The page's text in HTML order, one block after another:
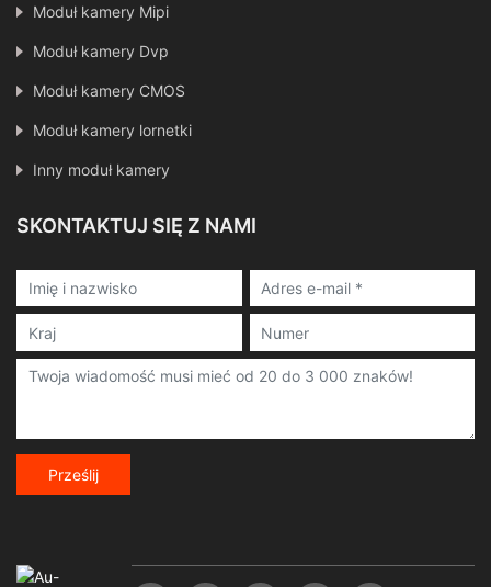
Moduł kamery Mipi
Moduł kamery Dvp
Moduł kamery CMOS
Moduł kamery lornetki
Inny moduł kamery
SKONTAKTUJ SIĘ Z NAMI
Prześlij